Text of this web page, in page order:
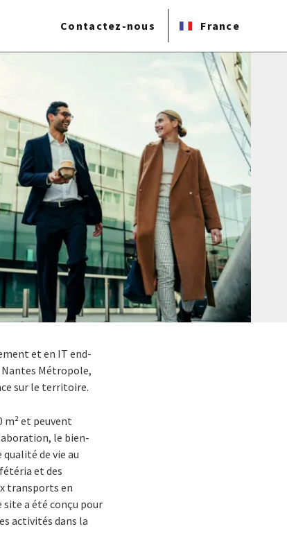
Contactez-nous France
et en IT end-
Nantes Métropole,
sur le territoire.
m² et peuvent
le bien-
de vie au
et des
transports en
a été conçu pour
activités dans la